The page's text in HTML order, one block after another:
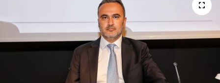
Sağlık & Yaşam